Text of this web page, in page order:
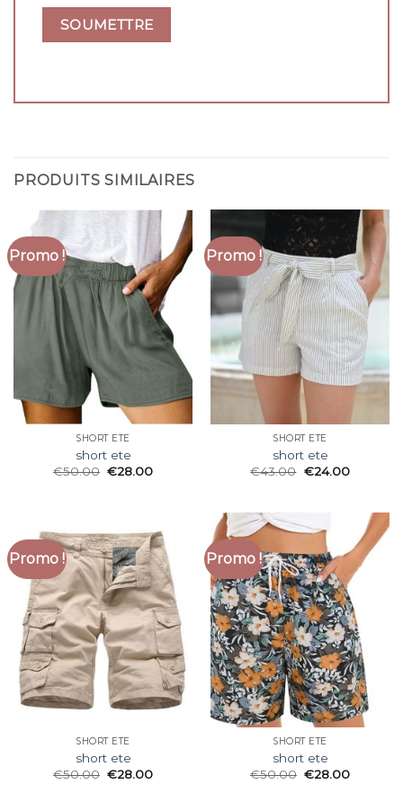
PRODUITS SIMILAIRES
Promo !
SHORT ETE
short ete
€50.00 €28.00
Promo !
SHORT ETE
short ete
€43.00 €24.00
Promo !
SHORT ETE
short ete
€50.00 €28.00
Promo !
SHORT ETE
short ete
€50.00 €28.00